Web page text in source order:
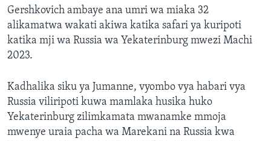
Gershkovich ambaye ana umri wa miaka 32
alikamatwa wakati akiwa katika safari ya kuripoti
katika mji wa Russia wa Yekaterinburg mwezi Machi
2023.
Kadhalika siku ya Jumanne, vyombo vya habari vya
Russia viliripoti kuwa mamlaka husika huko
Yekaterinburg zilimkamata mwanamke mmoja
mwenye uraia pacha wa Marekani na Russia kwa